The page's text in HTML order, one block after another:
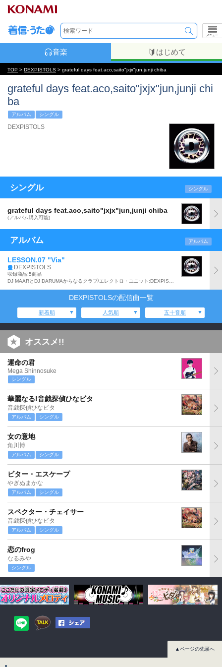
メニュー
音楽 はじめて
TOP > DEXPISTOLS > grateful days feat.aco,saito"jxjx"jun,junji chiba
grateful days feat.aco,saito"jxjx"jun,junji chi
ba
アルバム シングル
DEXPISTOLS
シングル シングル
grateful days feat.aco,saito"jxjx"jun,junji chiba
(アルバム購入可能)
アルバム アルバム
LESSON.07 "Via"
DEXPISTOLS
収録商品:5商品
DEXPISTOLSの配信曲一覧
新着順 人気順 五十音順
オススメ!!
運命の君
Mega Shinnosuke
シングル
華麗なる!音戯探偵ひなビタ
音戯探偵ひなビタ
アルバム シングル
女の意地
角川博
アルバム シングル
ビター・エスケープ
やぎぬまかな
アルバム シングル
スペクター・チェイサー
音戯探偵ひなビタ
アルバム シングル
恋のfrog
なるみや
シングル
▲ページの先頭へ